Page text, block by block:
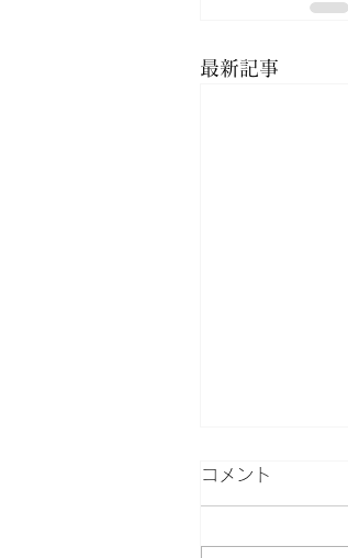
最新記事
コメント